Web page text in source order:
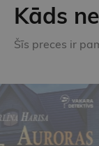
Kāds
Šīs preces ir